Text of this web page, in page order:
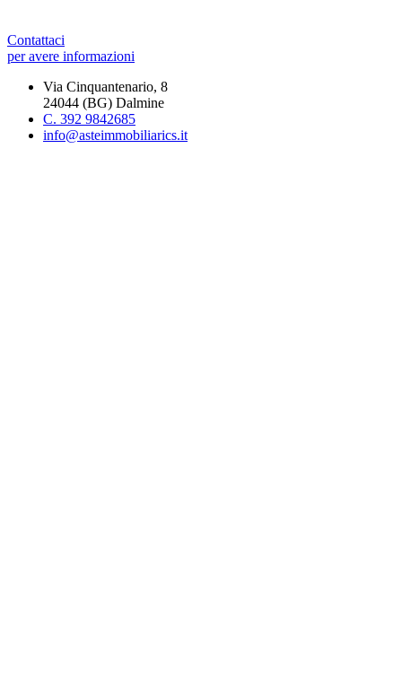
Contattaci
per avere informazioni
Via Cinquantenario, 8
24044 (BG) Dalmine
C. 392 9842685
info@asteimmobiliarics.it